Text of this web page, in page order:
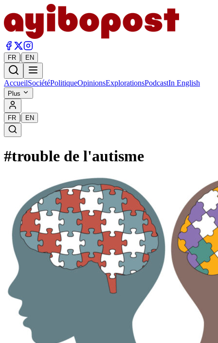
FR | EN
AccueilSociétéPolitiqueOpinionsExplorationsPodcastIn English
Plus
FR | EN
#trouble de l'autisme